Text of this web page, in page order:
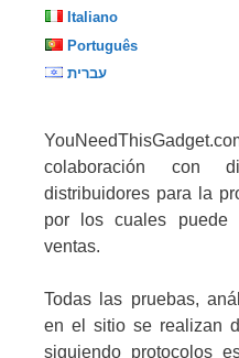
Italiano
Português
עברית
colaboración con
distribuidores para la
por los cuales puede
ventas.
Todas las pruebas,
en el sitio se realizan
siguiendo protocolos